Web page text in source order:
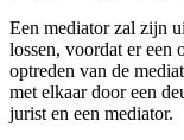
Een mediator zal zijn
lossen, voordat er een
optreden van de
met elkaar door een
jurist en een mediator.